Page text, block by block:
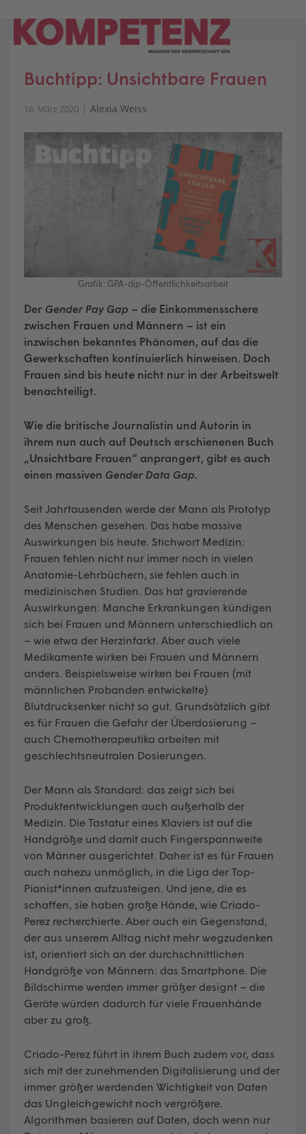
content
Buchtipp: Unsichtbare Frauen
16. März 2020 Alexia Weiss
Grafik: GPA-djp-Öffentlichkeitsarbeit
Der Gender Pay Gap – die Einkommensschere
zwischen Frauen und Männern – ist ein
inzwischen bekanntes Phänomen, auf das die
Gewerkschaften kontinuierlich hinweisen. Doch
Frauen sind bis heute nicht nur in der Arbeitswelt
benachteiligt.
Wie die britische Journalistin und Autorin in
ihrem nun auch auf Deutsch erschienenen Buch
„Unsichtbare Frauen“ anprangert, gibt es auch
einen massiven Gender Data Gap.
Seit Jahrtausenden werde der Mann als Prototyp
des Menschen gesehen. Das habe massive
Auswirkungen bis heute. Stichwort Medizin:
Frauen fehlen nicht nur immer noch in vielen
Anatomie-Lehrbüchern, sie fehlen auch in
medizinischen Studien. Das hat gravierende
Auswirkungen: Manche Erkrankungen kündigen
sich bei Frauen und Männern unterschiedlich an
– wie etwa der Herzinfarkt. Aber auch viele
Medikamente wirken bei Frauen und Männern
anders. Beispielsweise wirken bei Frauen (mit
männlichen Probanden entwickelte)
Blutdrucksenker nicht so gut. Grundsätzlich gibt
es für Frauen die Gefahr der Überdosierung –
auch Chemotherapeutika arbeiten mit
geschlechtsneutralen Dosierungen.
Der Mann als Standard: das zeigt sich bei
Produktentwicklungen auch außerhalb der
Medizin. Die Tastatur eines Klaviers ist auf die
Handgröße und damit auch Fingerspannweite
von Männer ausgerichtet. Daher ist es für Frauen
auch nahezu unmöglich, in die Liga der Top-
Pianist*innen aufzusteigen. Und jene, die es
schaffen, sie haben große Hände, wie Criado-
Perez recherchierte. Aber auch ein Gegenstand,
der aus unserem Alltag nicht mehr wegzudenken
ist, orientiert sich an der durchschnittlichen
Handgröße von Männern: das Smartphone. Die
Bildschirme werden immer größer designt – die
Geräte würden dadurch für viele Frauenhände
aber zu groß.
Criado-Perez führt in ihrem Buch zudem vor, dass
sich mit der zunehmenden Digitalisierung und der
immer größer werdenden Wichtigkeit von Daten
das Ungleichgewicht noch vergrößere.
Algorithmen basieren auf Daten, doch wenn nur